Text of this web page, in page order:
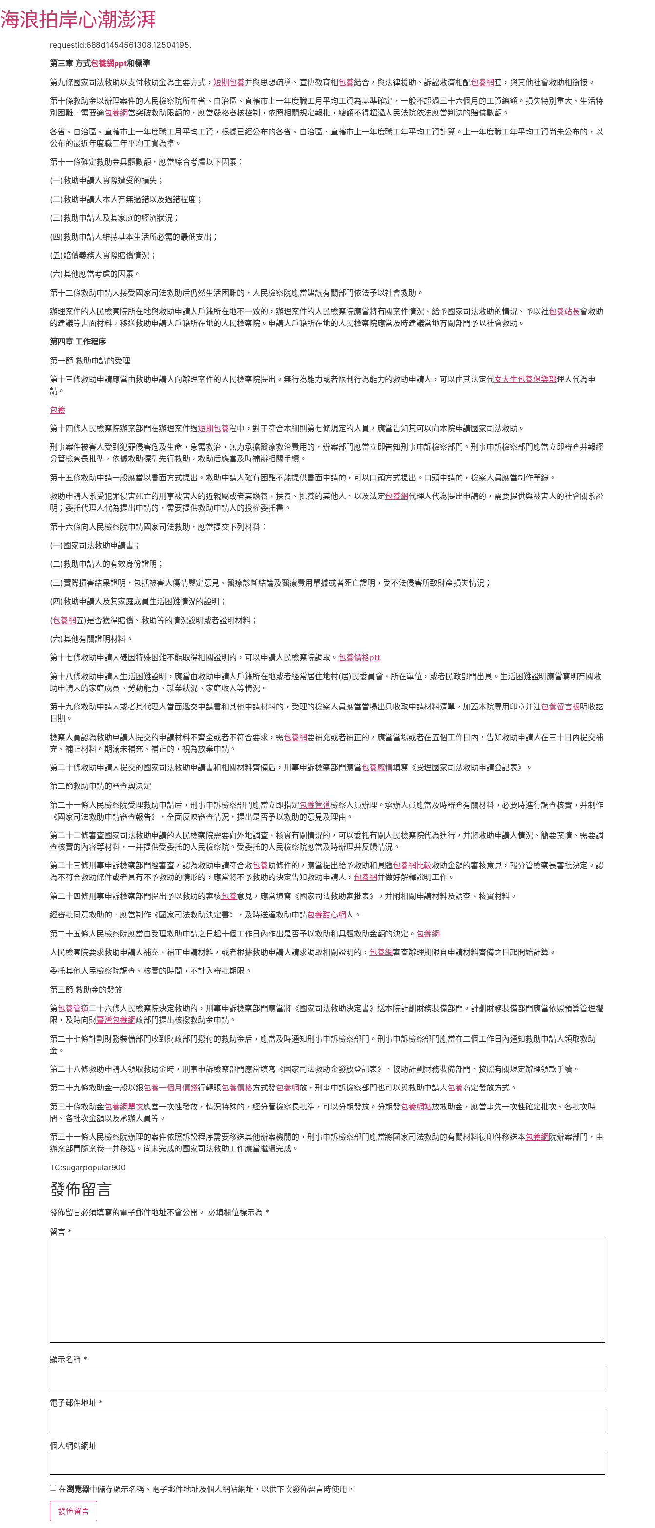
至
主海浪拍岸心潮澎湃
requestId:688d1454561308.12504195.
第三章 方式包養網ppt和標準
第九條國家司法救助以支付救助金為主要方式， 短期包養并與思想疏導、宣傳教育相包養結合，與法律援助、訴訟救濟相配包養網套，與其他社會救助相銜接。
第十條救助金以辦理案件的人民檢察院所在省、自治區、直轄市上一年度職工月平均工資為基準確定，一般不超過三十六個月的工資總額。損失特別重大、生活特
別困難，需要適包養網當突破救助限額的，應當嚴格審核控制，依照相關規定報批，總額不得超過人民法院依法應當判決的賠償數額。
各省、自治區、直轄市上一年度職工月平均工資，根據已經公布的各省、自治區、直轄市上一年度職工年平均工資計算。上一年度職工年平均工資尚未公布的，以
公布的最近年度職工年平均工資為準。
第十一條確定救助金具體數額，應當綜合考慮以下因素：
(一)救助申請人實際遭受的損失；
(二)救助申請人本人有無過錯以及過錯程度；
(三)救助申請人及其家庭的經濟狀況；
(四)救助申請人維持基本生活所必需的最低支出；
(五)賠償義務人實際賠償情況；
(六)其他應當考慮的因素。
第十二條救助申請人接受國家司法救助后仍然生活困難的，人民檢察院應當建議有關部門依法予以社會救助。
辦理案件的人民檢察院所在地與救助申請人戶籍所在地不一致的，辦理案件的人民檢察院應當將有關案件情況、給予國家司法救助的情況、予以社包養站長會救助
的建議等書面材料，移送救助申請人戶籍所在地的人民檢察院。申請人戶籍所在地的人民檢察院應當及時建議當地有關部門予以社會救助。
第四章 工作程序
第一節 救助申請的受理
第十三條救助申請應當由救助申請人向辦理案件的人民檢察院提出。無行為能力或者限制行為能力的救助申請人，可以由其法定代女大生包養俱樂部理人代為申
請。
包養
第十四條人民檢察院辦案部門在辦理案件過短期包養程中，對于符合本細則第七條規定的人員，應當告知其可以向本院申請國家司法救助。
刑事案件被害人受到犯罪侵害危及生命，急需救治，無力承擔醫療救治費用的，辦案部門應當立即告知刑事申訴檢察部門。刑事申訴檢察部門應當立即審查并報經
分管檢察長批準，依據救助標準先行救助，救助后應當及時補辦相關手續。
第十五條救助申請一般應當以書面方式提出。救助申請人確有困難不能提供書面申請的，可以口頭方式提出。口頭申請的，檢察人員應當制作筆錄。
救助申請人系受犯罪侵害死亡的刑事被害人的近親屬或者其贍養、扶養、撫養的其他人，以及法定包養網代理人代為提出申請的，需要提供與被害人的社會關系證
明；委托代理人代為提出申請的，需要提供救助申請人的授權委托書。
第十六條向人民檢察院申請國家司法救助，應當提交下列材料：
(一)國家司法救助申請書；
(二)救助申請人的有效身份證明；
(三)實際損害結果證明，包括被害人傷情鑒定意見、醫療診斷結論及醫療費用單據或者死亡證明，受不法侵害所致財產損失情況；
(四)救助申請人及其家庭成員生活困難情況的證明；
(包養網五)是否獲得賠償、救助等的情況說明或者證明材料；
(六)其他有關證明材料。
第十七條救助申請人確因特殊困難不能取得相關證明的，可以申請人民檢察院調取。 包養價格ptt
第十八條救助申請人生活困難證明，應當由救助申請人戶籍所在地或者經常居住地村(居)民委員會、所在單位，或者民政部門出具。生活困難證明應當寫明有關救
助申請人的家庭成員、勞動能力、就業狀況、家庭收入等情況。
第十九條救助申請人或者其代理人當面遞交申請書和其他申請材料的，受理的檢察人員應當當場出具收取申請材料清單，加蓋本院專用印章并注包養留言板明收訖
日期。
檢察人員認為救助申請人提交的申請材料不齊全或者不符合要求，需包養網要補充或者補正的，應當當場或者在五個工作日內，告知救助申請人在三十日內提交補
充、補正材料。期滿未補充、補正的，視為放棄申請。
第二十條救助申請人提交的國家司法救助申請書和相關材料齊備后，刑事申訴檢察部門應當包養感情填寫《受理國家司法救助申請登記表》。
第二節救助申請的審查與決定
第二十一條人民檢察院受理救助申請后，刑事申訴檢察部門應當立即指定包養管道檢察人員辦理。承辦人員應當及時審查有關材料，必要時進行調查核實，并制作
《國家司法救助申請審查報告》，全面反映審查情況，提出是否予以救助的意見及理由。
第二十二條審查國家司法救助申請的人民檢察院需要向外地調查、核實有關情況的，可以委托有關人民檢察院代為進行，并將救助申請人情況、簡要案情、需要調
查核實的內容等材料，一并提供受委托的人民檢察院。受委托的人民檢察院應當及時辦理并反饋情況。
第二十三條刑事申訴檢察部門經審查，認為救助申請符合救包養助條件的，應當提出給予救助和具體包養網比較救助金額的審核意見，報分管檢察長審批決定。認
為不符合救助條件或者具有不予救助的情形的，應當將不予救助的決定告知救助申請人， 包養網并做好解釋說明工作。
第二十四條刑事申訴檢察部門提出予以救助的審核包養意見，應當填寫《國家司法救助審批表》，并附相關申請材料及調查、核實材料。
經審批同意救助的，應當制作《國家司法救助決定書》，及時送達救助申請包養甜心網人。
第二十五條人民檢察院應當自受理救助申請之日起十個工作日內作出是否予以救助和具體救助金額的決定。 包養網
人民檢察院要求救助申請人補充、補正申請材料，或者根據救助申請人請求調取相關證明的， 包養網審查辦理期限自申請材料齊備之日起開始計算。
委托其他人民檢察院調查、核實的時間，不計入審批期限。
第三節 救助金的發放
第包養管道二十六條人民檢察院決定救助的，刑事申訴檢察部門應當將《國家司法救助決定書》送本院計劃財務裝備部門。計劃財務裝備部門應當依照預算管理權
限，及時向財臺灣包養網政部門提出核撥救助金申請。
第二十七條計劃財務裝備部門收到財政部門撥付的救助金后，應當及時通知刑事申訴檢察部門。刑事申訴檢察部門應當在二個工作日內通知救助申請人領取救助
金。
第二十八條救助申請人領取救助金時，刑事申訴檢察部門應當填寫《國家司法救助金發放登記表》，協助計劃財務裝備部門，按照有關規定辦理領款手續。
第二十九條救助金一般以銀包養一個月價錢行轉賬包養價格方式發包養網放，刑事申訴檢察部門也可以與救助申請人包養商定發放方式。
第三十條救助金包養網單次應當一次性發放，情況特殊的，經分管檢察長批準，可以分期發放。分期發包養網站放救助金，應當事先一次性確定批次、各批次時
間、各批次金額以及承辦人員等。
第三十一條人民檢察院辦理的案件依照訴訟程序需要移送其他辦案機關的，刑事申訴檢察部門應當將國家司法救助的有關材料復印件移送本包養網 院辦案部門，由
辦案部門隨案卷一并移送。尚未完成的國家司法救助工作應當繼續完成。
TC:sugarpopular900
發佈留言
發佈留言必須填寫的電子郵件地址不會公開。 必填欄位標示為 *
留言 *
顯示名稱 *
電子郵件地址 *
個人網站網址
在瀏覽器中儲存顯示名稱、電子郵件地址及個人網站網址，以供下次發佈留言時使用。